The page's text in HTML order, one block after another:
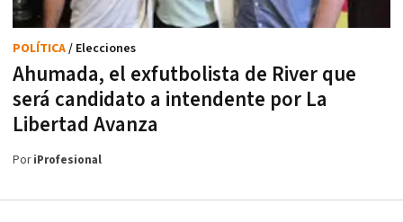
Ahumada, el exfutbolista de River que
será candidato a intendente por La
Libertad Avanza
POLÍTICA/ Elecciones
PoriProfesional